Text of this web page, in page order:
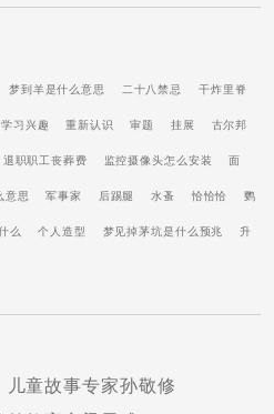
梦到羊是什么意思 二十八禁忌 干炸里脊
习兴趣 重新认识 审题 挂展 古尔邦
退职职工丧葬费 监控摄像头怎么安装 面
意思 军事家 后踢腿 水蚤 恰恰恰 鹦
么 个人造型 梦见掉茅坑是什么预兆 升
童故事专家孙敬修